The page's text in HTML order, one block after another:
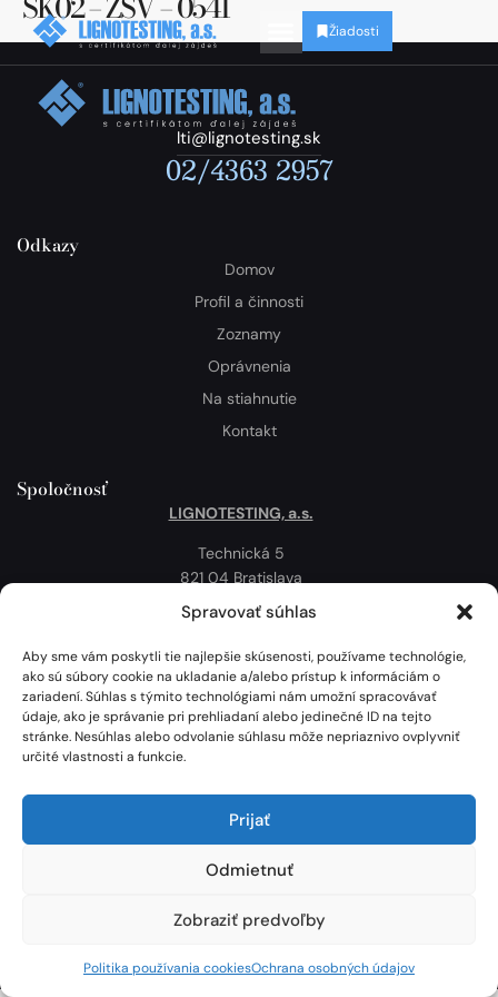
Spravovať súhlas
Aby sme vám poskytli tie najlepšie skúsenosti, používame technológie,
ako sú súbory cookie na ukladanie a/alebo prístup k informáciám o
zariadení. Súhlas s týmito technológiami nám umožní spracovávať
údaje, ako je správanie pri prehliadaní alebo jedinečné ID na tejto
stránke. Nesúhlas alebo odvolanie súhlasu môže nepriaznivo ovplyvniť
určité vlastnosti a funkcie.
Prijať
Odmietnuť
Zobraziť predvoľby
Politika používania cookiesOchrana osobných údajov
Žiadosti
lti@lignotesting.sk
02/4363 2957
Odkazy
Domov
Profil a činnosti
Zoznamy
Oprávnenia
Na stiahnutie
Kontakt
Spoločnosť
LIGNOTESTING, a.s.
Technická 5
821 04 Bratislava
Slovenská republika
Politika používania cookies
Mapa
Lignotesting, a. s. © 2024 | Všetky práva vyhradené. | Vytvoril: Marek Heinfarth.